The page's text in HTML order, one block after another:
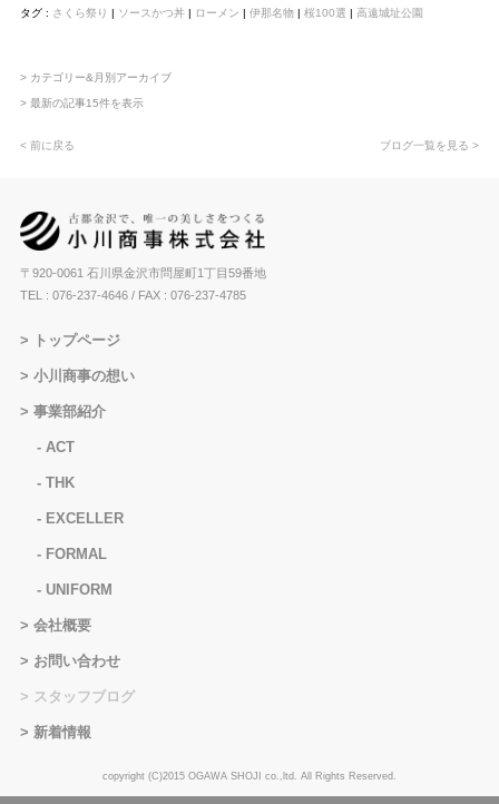
タグ : さくら祭り | ソースかつ丼| ローメン | 伊那名物| 桜100選 | 高遠城址公園
> カテゴリー&月別アーカイブ
> 最新の記事15件を表示
< 前に戻る ブログ一覧を見る >
〒920-0061 石川県金沢市問屋町1丁目59番地
TEL : 076-237-4646/ FAX : 076-237-4785
トップページ
小川商事の想い
事業部紹介
ACT
THK
EXCELLER
FORMAL
UNIFORM
会社概要
お問い合わせ
スタッフブログ
新着情報
copyright (C)2015 OGAWA SHOJI co.,ltd. All Rights Reserved.